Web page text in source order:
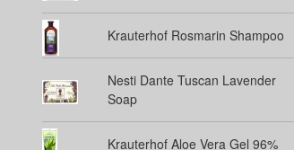
Krauterhof Rosmarin Shampoo
Nesti Dante Tuscan Lavender
Soap
Krauterhof Aloe Vera Gel 96%